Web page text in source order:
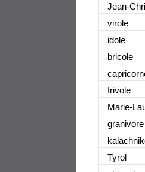
Jean-
virole
idole
bricole
frivole
Marie-
granivore
Tyrol